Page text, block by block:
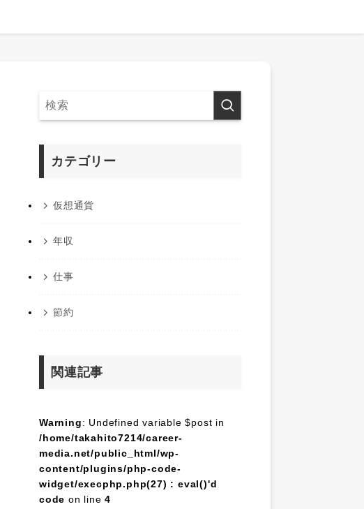
カテゴリー
仮想通貨
年収
仕事
節約
関連記事
Warning: Undefined variable $post in
/home/takahito7214/career-
media.net/public_html/wp-
content/plugins/php-code-
widget/execphp.php(27) : eval()'d
code on line4